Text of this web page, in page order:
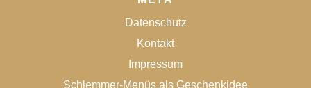
Datenschutz
Kontakt
Impressum
Schlemmer-Menüs als Geschenkidee